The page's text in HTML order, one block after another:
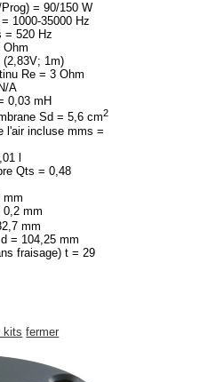
= 90/150 W
1000-35000 Hz
= 520 Hz
Ohm
(2,83V; 1m)
Re = 3 Ohm
A
0,03 mH
Sd = 5,6 cm2
l'air incluse mms =
l
Qts = 0,48
mm
0,2 mm
mm
= 104,25 mm
fraisage) t = 29
kits fermer